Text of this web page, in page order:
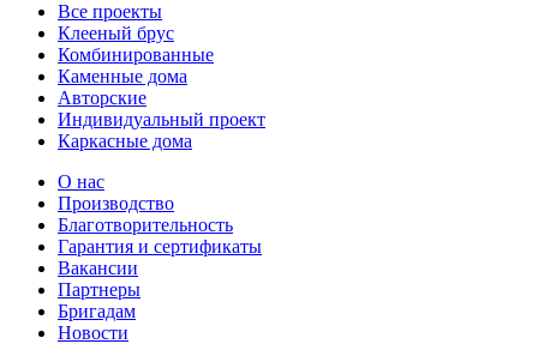
Все проекты
Клееный брус
Комбинированные
Каменные дома
Авторские
Индивидуальный проект
Каркасные дома
О нас
Производство
Благотворительность
Гарантия и сертификаты
Вакансии
Партнеры
Бригадам
Новости